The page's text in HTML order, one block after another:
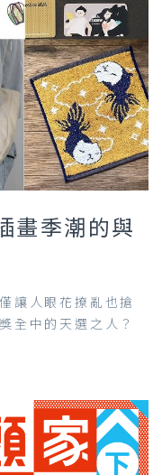
畫季潮的與
讓人眼花撩亂也搶
全中的天選之人？